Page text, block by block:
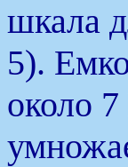
шкала
5).
около